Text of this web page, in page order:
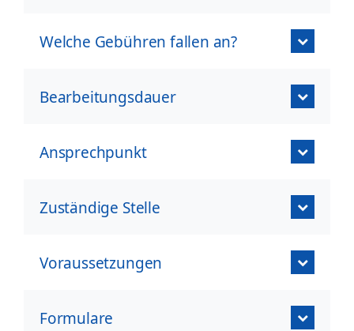
Welche Gebühren fallen an?
Bearbeitungsdauer
Ansprechpunkt
Zuständige Stelle
Voraussetzungen
Formulare